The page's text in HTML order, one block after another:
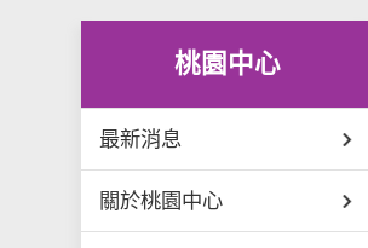
桃園中心
最新消息
關於桃園中心